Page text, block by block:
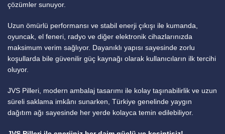
çözümler sunuyor.
Uzun ömürlü performansı ve stabil enerji çıkışı ile kumanda,
oyuncak, el feneri, radyo ve diğer elektronik cihazlarınızda
maksimum verim sağlıyor. Dayanıklı yapısı sayesinde zorlu
koşullarda bile güvenilir güç kaynağı olarak kullanıcıların ilk tercihi
oluyor.
JVS Pilleri, modern ambalaj tasarımı ile kolay taşınabilirlik ve uzun
süreli saklama imkânı sunarken, Türkiye genelinde yaygın
dağıtım ağı sayesinde her yerde kolayca temin edilebiliyor.